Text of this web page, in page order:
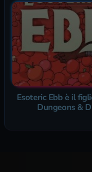
Esoteric Ebb è il
Dungeons &